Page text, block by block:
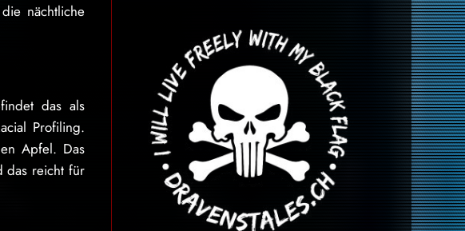
nächtliche
das als
Profiling.
Apfel. Das
das reicht für